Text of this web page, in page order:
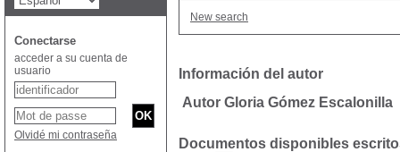
New search
Información del autor
Autor Gloria Gómez Escalonilla
Documentos disponibles
Conectarse
acceder a su cuenta de
usuario
Olvidé mi contraseña